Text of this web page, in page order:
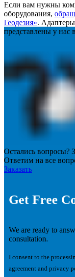
Если вам нужны
оборудования,
Геодезия». Адаптеры
представлены у нас
Остались вопросы?
Ответим на все
Заказать
Get Free
We are ready to
consultation.
I consent to the
agreement and privacy